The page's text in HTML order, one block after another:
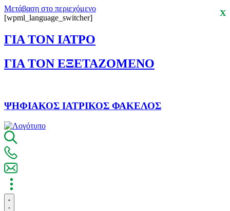
Μετάβαση στο περιεχόμενο
[wpml_language_switcher]
ΓΙΑ ΤΟΝ ΙΑΤΡΟ
ΓΙΑ ΤΟΝ ΕΞΕΤΑΖΟΜΕΝΟ
ΨΗΦΙΑΚΟΣ ΙΑΤΡΙΚΟΣ ΦΑΚΕΛΟΣ
X